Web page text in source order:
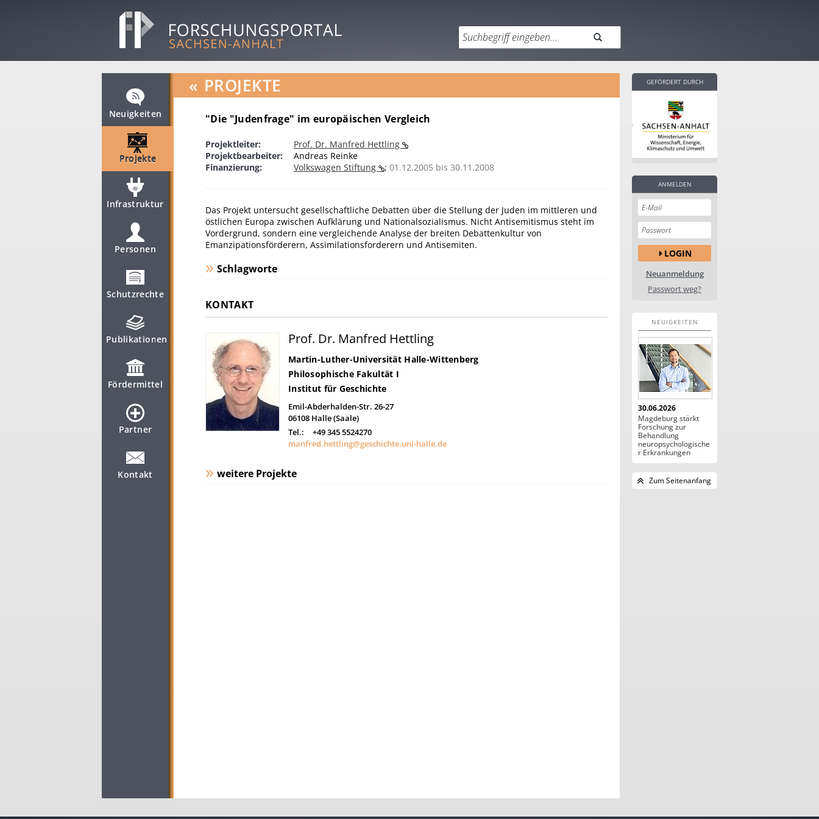
Neuigkeiten
Projekte
Infrastruktur
Personen
Schutzrechte
Publikationen
Fördermittel
Partner
Kontakt
« PROJEKTE
"Die "Judenfrage" im europäischen Vergleich
Projektleiter:
Prof. Dr. Manfred Hettling
Projektbearbeiter:
Andreas Reinke
Finanzierung:
Volkswagen Stiftung ; 01.12.2005 bis 30.11.2008
Das Projekt untersucht gesellschaftliche Debatten über die Stellung der Juden im mittleren und
östlichen Europa zwischen Aufklärung und Nationalsozialismus. Nicht Antisemitismus steht im
Vordergrund, sondern eine vergleichende Analyse der breiten Debattenkultur von
Emanzipationsförderern, Assimilationsforderern und Antisemiten.
Schlagworte
KONTAKT
Prof. Dr. Manfred Hettling
Martin-Luther-Universität Halle-Wittenberg
Philosophische Fakultät I
Institut für Geschichte
Emil-Abderhalden-Str. 26-27
06108 Halle (Saale)
Tel.:
+49 345 5524270
manfred.hettling@geschichte.uni-halle.de
weitere Projekte
GEFÖRDERT DURCH
ANMELDEN
LOGIN
Neuanmeldung
Passwort weg?
NEUIGKEITEN
30.06.2026
Magdeburg stärkt
Forschung zur
Behandlung
neuropsychologische
r Erkrankungen
Zum Seitenanfang